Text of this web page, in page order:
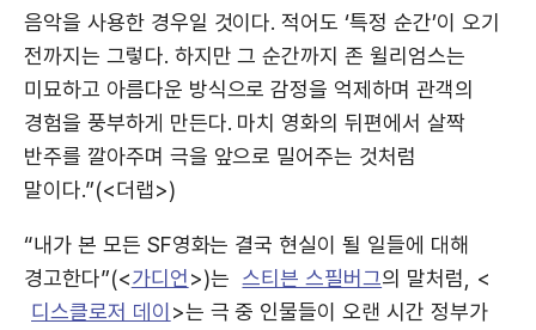
음악을 사용한 경우일 것이다. 적어도 ‘특정 순간’이 오기
전까지는 그렇다. 하지만 그 순간까지 존 윌리엄스는
미묘하고 아름다운 방식으로 감정을 억제하며 관객의
경험을 풍부하게 만든다. 마치 영화의 뒤편에서 살짝
반주를 깔아주며 극을 앞으로 밀어주는 것처럼
말이다.”(<더랩>)
“내가 본 모든 SF영화는 결국 현실이 될 일들에 대해
경고한다”(<가디언>)는 스티븐 스필버그의 말처럼, <
디스클로저 데이>는 극 중 인물들이 오랜 시간 정부가